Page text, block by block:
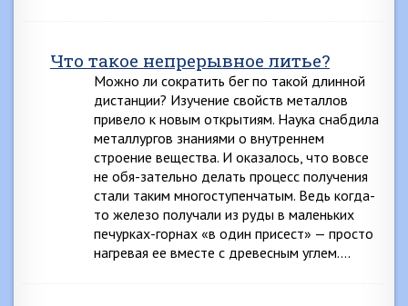
Что такое непрерывное литье?
Можно ли сократить бег по такой длинной
дистанции? Изучение свойств металлов
привело к новым открытиям. Наука снабдила
металлургов знаниями о внутреннем
строение вещества. И оказалось, что вовсе
не обя-зательно делать процесс получения
стали таким многоступенчатым. Ведь когда-
то железо получали из руды в маленьких
печурках-горнах «в один присест» — просто
нагревая ее вместе с древесным углем….